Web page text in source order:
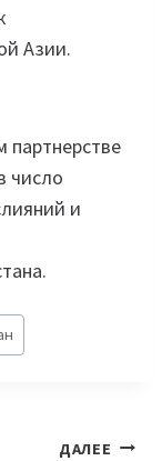
Азии.
партнерстве
число
и
ДАЛЕЕ